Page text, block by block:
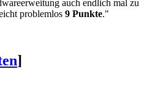
auch endlich mal zu
problemlos 9 Punkte."
]